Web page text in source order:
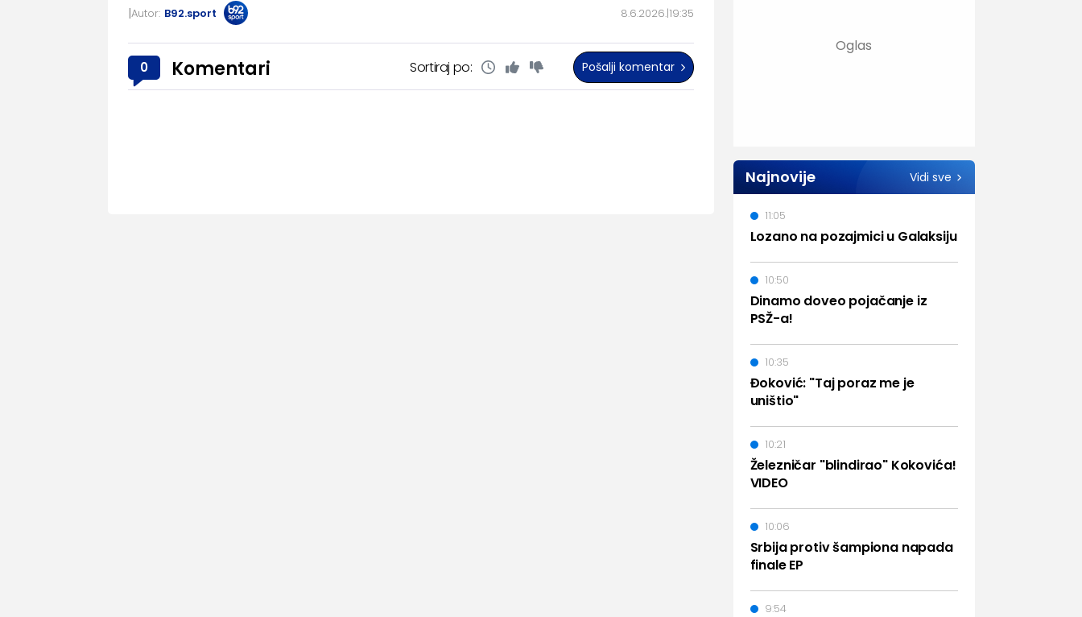
8.6.2026. 19:35
Autor: B92.sport
0 Komentari Sortiraj po: Pošalji komentar
Najnovije Vidi sve
Lozano na pozajmici u Galaksiju
11:05
Dinamo doveo pojačanje iz
PSŽ-a!
10:50
Đoković: "Taj poraz me je
uništio"
10:35
Železničar "blindirao" Kokovića!
VIDEO
10:21
Srbija protiv šampiona napada
finale EP
10:06
9:54